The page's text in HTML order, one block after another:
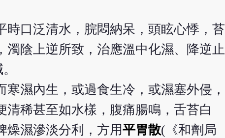
口泛清水，脘悶納呆，頭眩心悸，苔
陰上逆所致，治應溫中化濕、降逆止
濕內生，或過食生冷，或濕塞外侵，
稀甚至如水樣，腹痛腸鳴，舌苔白
燥濕滲淡分利，方用平胃散(《和劑局